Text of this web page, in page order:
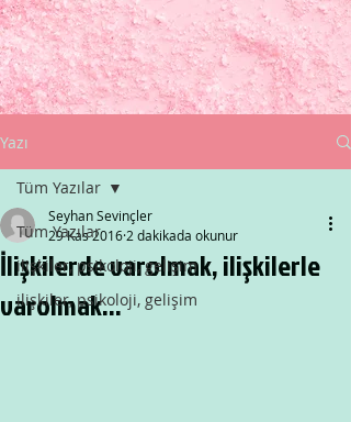
Yazı
Tüm Yazılar
ilişkiler, psikoloji, gelişim
ilişkiler, psikoloji, gelişim
Tüm Yazılar
İlişkilerde varolmak, ilişkilerle
varolmak...
Seyhan Sevinçler
29 Kas 2016 2 dakikada okunur